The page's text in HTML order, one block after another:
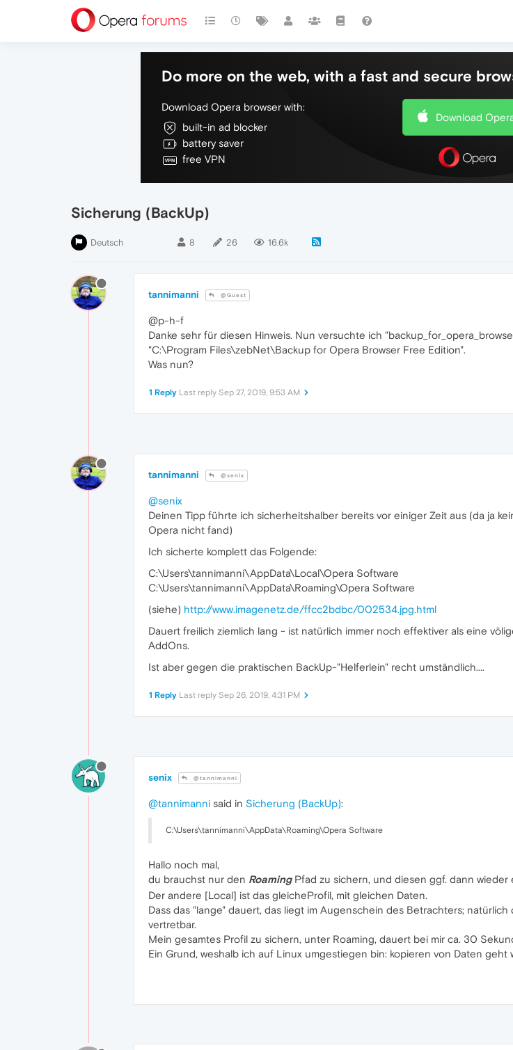
Do more on the web, with a fast and secure
Download Opera browser with:
built-in ad blocker
battery saver
free VPN
Download
Sicherung (BackUp)
Deutsch 8 26 16.6k
tannimanni @Guest
@p-h-f
Danke sehr für diesen Hinweis. Nun versuchte ich
"C:\Program Files\zebNet\Backup for Opera Browser Free Edition".
Was nun?
1 Reply Last reply Sep 27, 2019, 9:53 AM
tannimanni @senix
@senix
Deinen Tipp führte ich sicherheitshalber bereits vor einiger Zeit aus (da ja
Opera nicht fand)
Ich sicherte komplett das Folgende:
C:\Users\tannimanni\AppData\Local\Opera Software
C:\Users\tannimanni\AppData\Roaming\Opera Software
(siehe) http://www.imagenetz.de/ffcc2bdbc/002534.jpg.html
Dauert freilich ziemlich lang - ist natürlich immer noch effektiver als eine
AddOns.
Ist aber gegen die praktischen BackUp-"Helferlein" recht umständlich....
1 Reply Last reply Sep 26, 2019, 4:31 PM
senix @tannimanni
@tannimanni said in Sicherung (BackUp):
C:\Users\tannimanni\AppData\Roaming\Opera Software
Hallo noch mal,
du brauchst nur den RoamingPfad zu sichern, und diesen ggf. dann wieder
Der andere [Local] ist das gleicheProfil, mit gleichen Daten.
Dass das "lange" dauert, das liegt im Augenschein des Betrachters;
vertretbar.
Mein gesamtes Profil zu sichern, unter Roaming, dauert bei mir ca. 30
Ein Grund, weshalb ich auf Linux umgestiegen bin: kopieren von Daten geht